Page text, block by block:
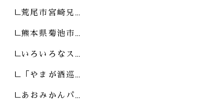
荒尾市宮崎兄…
熊本県菊池市…
いろいろなス…
「やまが酒巡…
あおみかんパ…